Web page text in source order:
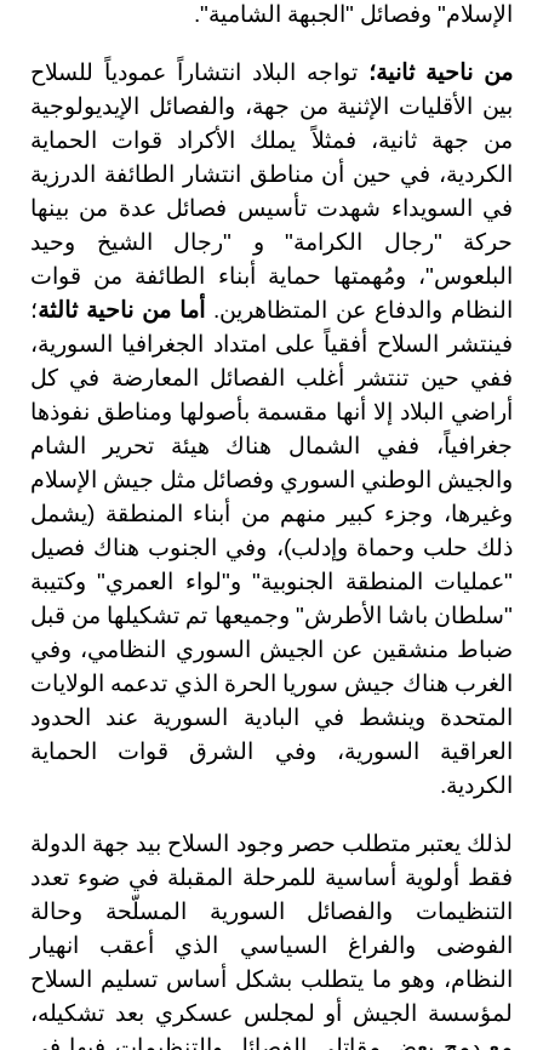
الإسلام" وفصائل "الجبهة الشامية".
من ناحية ثانية؛ تواجه البلاد انتشاراً عمودياً للسلاح
بين الأقليات الإثنية من جهة، والفصائل الإيديولوجية
من جهة ثانية، فمثلاً يملك الأكراد قوات الحماية
الكردية، في حين أن مناطق انتشار الطائفة الدرزية
في السويداء شهدت تأسيس فصائل عدة من بينها
حركة "رجال الكرامة" و "رجال الشيخ وحيد
البلعوس"، ومُهمتها حماية أبناء الطائفة من قوات
النظام والدفاع عن المتظاهرين.
أما من ناحية ثالثة؛
فينتشر السلاح أفقياً على امتداد الجغرافيا السورية،
ففي حين تنتشر أغلب الفصائل المعارضة في كل
أراضي البلاد إلا أنها مقسمة بأصولها ومناطق نفوذها
جغرافياً، ففي الشمال هناك هيئة تحرير الشام
والجيش الوطني السوري وفصائل مثل جيش الإسلام
وغيرها، وجزء كبير منهم من أبناء المنطقة (يشمل
ذلك حلب وحماة وإدلب)، وفي الجنوب هناك فصيل
"عمليات المنطقة الجنوبية" و"لواء العمري" وكتيبة
"سلطان باشا الأطرش" وجميعها تم تشكيلها من قبل
ضباط منشقين عن الجيش السوري النظامي، وفي
الغرب هناك جيش سوريا الحرة الذي تدعمه الولايات
المتحدة وينشط في البادية السورية عند الحدود
العراقية السورية، وفي الشرق قوات الحماية
الكردية.
لذلك يعتبر متطلب حصر وجود السلاح بيد جهة الدولة
فقط أولوية أساسية للمرحلة المقبلة في ضوء تعدد
التنظيمات والفصائل السورية المسلّحة وحالة
الفوضى والفراغ السياسي الذي أعقب انهيار
النظام، وهو ما يتطلب بشكل أساس تسليم السلاح
لمؤسسة الجيش أو لمجلس عسكري بعد تشكيله،